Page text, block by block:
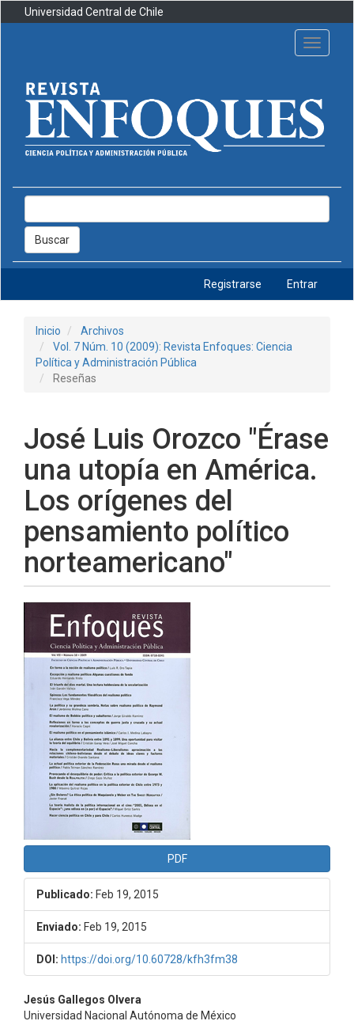
Navegación
principal
lateral
Universidad Central de Chile
Toggle
Buscar
Registrarse Entrar
Inicio
Archivos
Vol. 7 Núm. 10 (2009): Revista Enfoques: Ciencia
Política y Administración Pública
Reseñas
José Luis Orozco "Érase
una utopía en América.
Los orígenes del
pensamiento político
norteamericano"
Barra
lateral
del
artículo
PDF
Publicado: Feb 19, 2015
Enviado: Feb 19, 2015
DOI: https://doi.org/10.60728/kfh3fm38
Contenido
Jesús Gallegos Olvera
Universidad Nacional Autónoma de México